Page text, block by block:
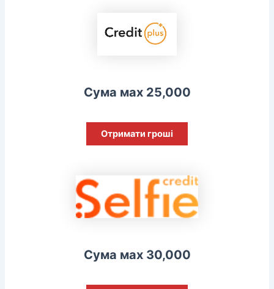
Сума мах 25,000
Отримати гроші
Сума мах 30,000